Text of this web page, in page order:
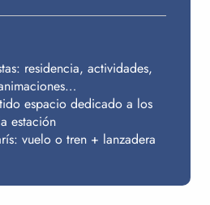
residencia, actividades,
espacio dedicado a los
estación
vuelo o tren + lanzadera